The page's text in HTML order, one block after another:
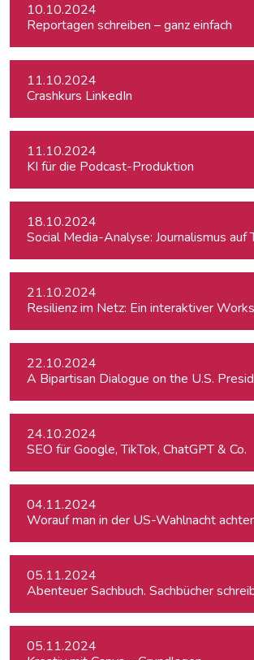
10.10.2024
Reportagen schreiben – ganz einfach
11.10.2024
Crashkurs LinkedIn
11.10.2024
KI für die Podcast-Produktion
18.10.2024
Social Media-Analyse: Journalismus auf
21.10.2024
Resilienz im Netz: Ein interaktiver
22.10.2024
A Bipartisan Dialogue on the U.S.
24.10.2024
SEO für Google, TikTok, ChatGPT & Co.
04.11.2024
Worauf man in der US-Wahlnacht
05.11.2024
Abenteuer Sachbuch. Sachbücher
05.11.2024